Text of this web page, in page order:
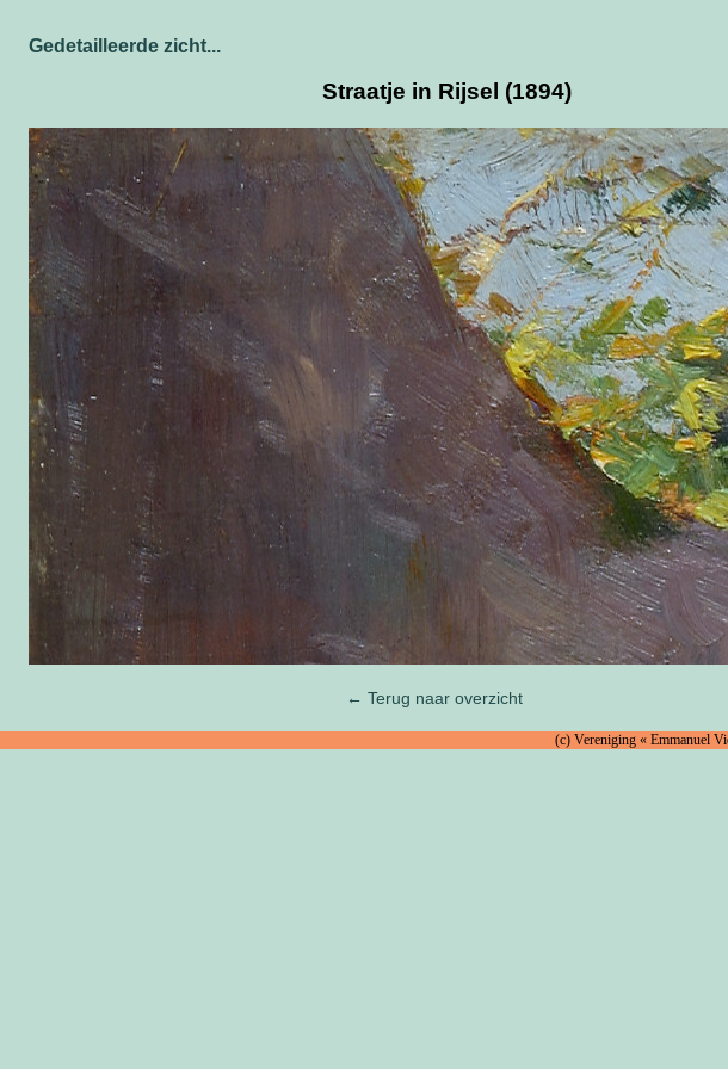
Gedetailleerde zicht...
Straatje in Rijsel (1894)
← Terug naar overzicht
(c) Vereniging « Emmanuel